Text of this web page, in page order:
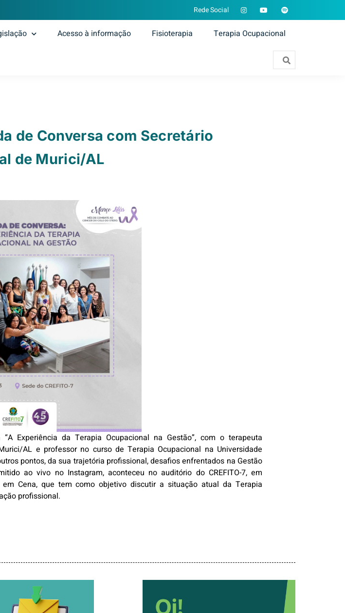
Rede Social
Acesso à informação Fisioterapia Terapia Ocupacional
de Conversa com Secretário
de Murici/AL
Experiência da Terapia Ocupacional na Gestão”, com o terapeuta
AL e professor no curso de Terapia Ocupacional na Universidade
pontos, da sua trajetória profissional, desafios enfrentados na Gestão
ao vivo no Instagram, aconteceu no auditório do CREFITO-7, em
Cena, que tem como objetivo discutir a situação atual da Terapia
profissional.